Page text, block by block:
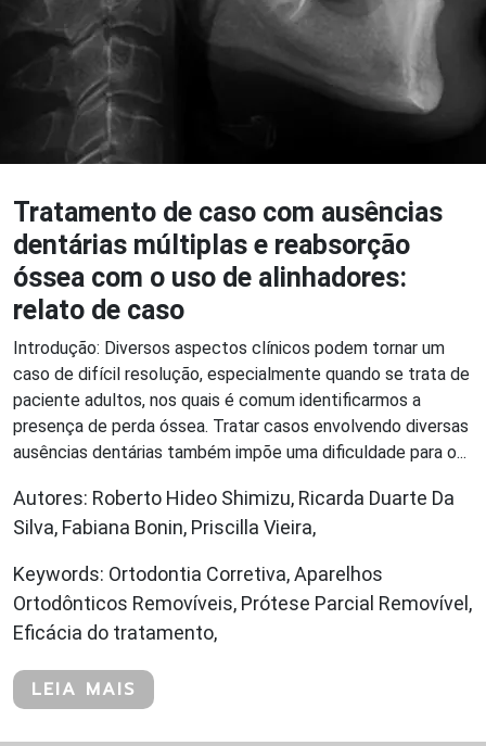
Tratamento de caso com ausências
dentárias múltiplas e reabsorção
óssea com o uso de alinhadores:
relato de caso
Introdução: Diversos aspectos clínicos podem tornar um
caso de difícil resolução, especialmente quando se trata de
paciente adultos, nos quais é comum identificarmos a
presença de perda óssea. Tratar casos envolvendo diversas
ausências dentárias também impõe uma dificuldade para o...
Autores: Roberto Hideo Shimizu, Ricarda Duarte Da
Silva, Fabiana Bonin, Priscilla Vieira,
Keywords: Ortodontia Corretiva, Aparelhos
Ortodônticos Removíveis, Prótese Parcial Removível,
Eficácia do tratamento,
LEIA MAIS